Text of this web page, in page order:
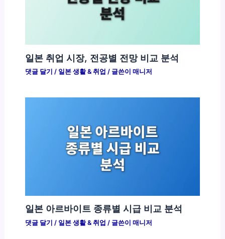
일본 취업 시장, 전공별 전망 비교 분석
댓글 달기 / 일본 생활 & 취업 / 글쓴이 매니저
일본 아르바이트 종류별 시급 비교 분석
댓글 달기 / 일본 생활 & 취업 / 글쓴이 매니저